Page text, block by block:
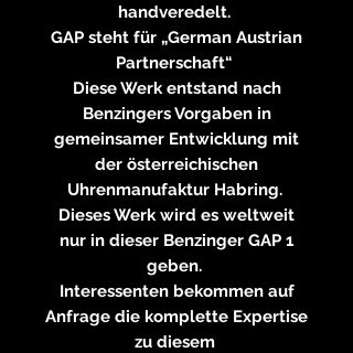
handveredelt.
GAP steht für „German Austrian
Partnerschaft“
Diese Werk entstand nach
Benzingers Vorgaben in
gemeinsamer Entwicklung mit
der österreichischen
Uhrenmanufaktur Habring.
Dieses Werk wird es weltweit
nur in dieser Benzinger GAP 1
geben.
Interessenten bekommen auf
Anfrage die komplette Expertise
zu diesem